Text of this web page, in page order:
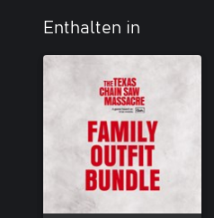
Enthalten in